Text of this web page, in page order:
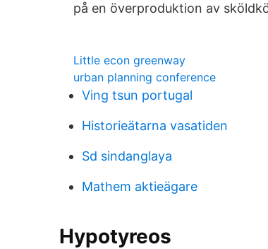
på en överproduktion av
Little econ greenway
urban planning conference
Ving tsun portugal
Historieätarna vasatiden
Sd sindanglaya
Mathem aktieägare
Hypotyreos